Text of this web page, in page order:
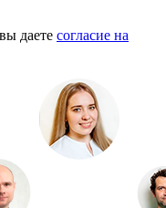
даете согласие на